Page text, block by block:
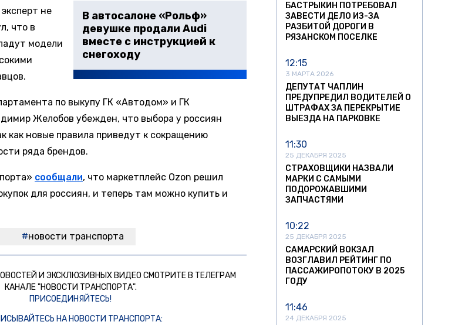
В автосалоне «Рольф»
девушке продали Audi
вместе с инструкцией к
снегоходу
не
что в
модели
по выкупу ГК «Автодом» и ГК
Желобов убежден, что выбора у россиян
как новые правила приведут к сокращению
ряда брендов.
сообщали, что маркетплейс Ozon решил
для россиян, и теперь там можно купить и
новости транспорта
И ЭКСКЛЮЗИВНЫХ ВИДЕО СМОТРИТЕ В ТЕЛЕГРАМ
КАНАЛЕ "НОВОСТИ ТРАНСПОРТА".
ПРИСОЕДИНЯЙТЕСЬ!
НА НОВОСТИ ТРАНСПОРТА:
БАСТРЫКИН ПОТРЕБОВАЛ
ЗАВЕСТИ ДЕЛО ИЗ-ЗА
РАЗБИТОЙ ДОРОГИ В
РЯЗАНСКОМ ПОСЕЛКЕ
12:15
3 МАРТА 2026
ДЕПУТАТ ЧАПЛИН
ПРЕДУПРЕДИЛ ВОДИТЕЛЕЙ О
ШТРАФАХ ЗА ПЕРЕКРЫТИЕ
ВЫЕЗДА НА ПАРКОВКЕ
11:30
25 ДЕКАБРЯ 2025
СТРАХОВЩИКИ НАЗВАЛИ
МАРКИ С САМЫМИ
ПОДОРОЖАВШИМИ
ЗАПЧАСТЯМИ
10:22
25 ДЕКАБРЯ 2025
САМАРСКИЙ ВОКЗАЛ
ВОЗГЛАВИЛ РЕЙТИНГ ПО
ПАССАЖИРОПОТОКУ В 2025
ГОДУ
11:46
24 ДЕКАБРЯ 2025